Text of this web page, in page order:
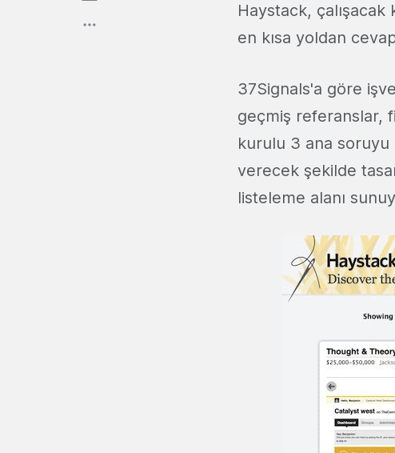
Haystack,
en kısa yoldan
37Signals'a göre
geçmiş referanslar,
kurulu 3 ana soruyu
verecek şekilde
listeleme alanı